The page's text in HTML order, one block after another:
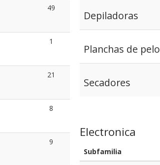
49
1
21
8
9
Depiladoras
Planchas de pelo
Secadores
Electronica
Subfamilia